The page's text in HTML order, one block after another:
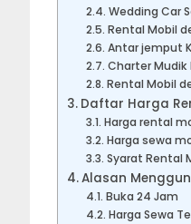
Wedding Car
Rental Mobil
Antar jemput
Charter Mudik
Rental Mobil
Daftar Harga
Harga rental
Harga sewa
Syarat Rental
Alasan
Buka 24 Jam
Harga Sewa